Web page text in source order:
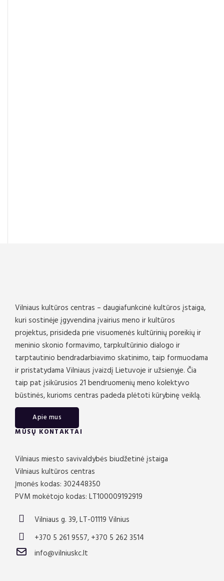
Vilniaus kultūros centras – daugiafunkcinė kultūros įstaiga,
kuri sostinėje įgyvendina įvairius meno ir kultūros
projektus, prisideda prie visuomenės kultūrinių poreikių ir
meninio skonio formavimo, tarpkultūrinio dialogo ir
tarptautinio bendradarbiavimo skatinimo, taip formuodama
ir pristatydama Vilniaus įvaizdį Lietuvoje ir užsienyje. Čia
taip pat įsikūrusios 21 bendruomenių meno kolektyvo
būstinės, kurioms centras padeda plėtoti kūrybinę veiklą.
Apie mus
MŪSŲ KONTAKTAI
Vilniaus miesto savivaldybės biudžetinė įstaiga
Vilniaus kultūros centras
Įmonės kodas: 302448350
PVM mokėtojo kodas: LT100009192919
Vilniaus g. 39, LT-01119 Vilnius
+370 5 261 9557, +370 5 262 3514
info@vilniuskc.lt